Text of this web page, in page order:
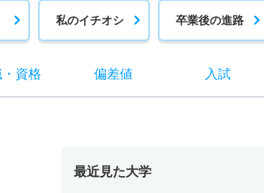
私のイチオシ 卒業後の進路
・ 資格 偏差値 入試
最近見た大学